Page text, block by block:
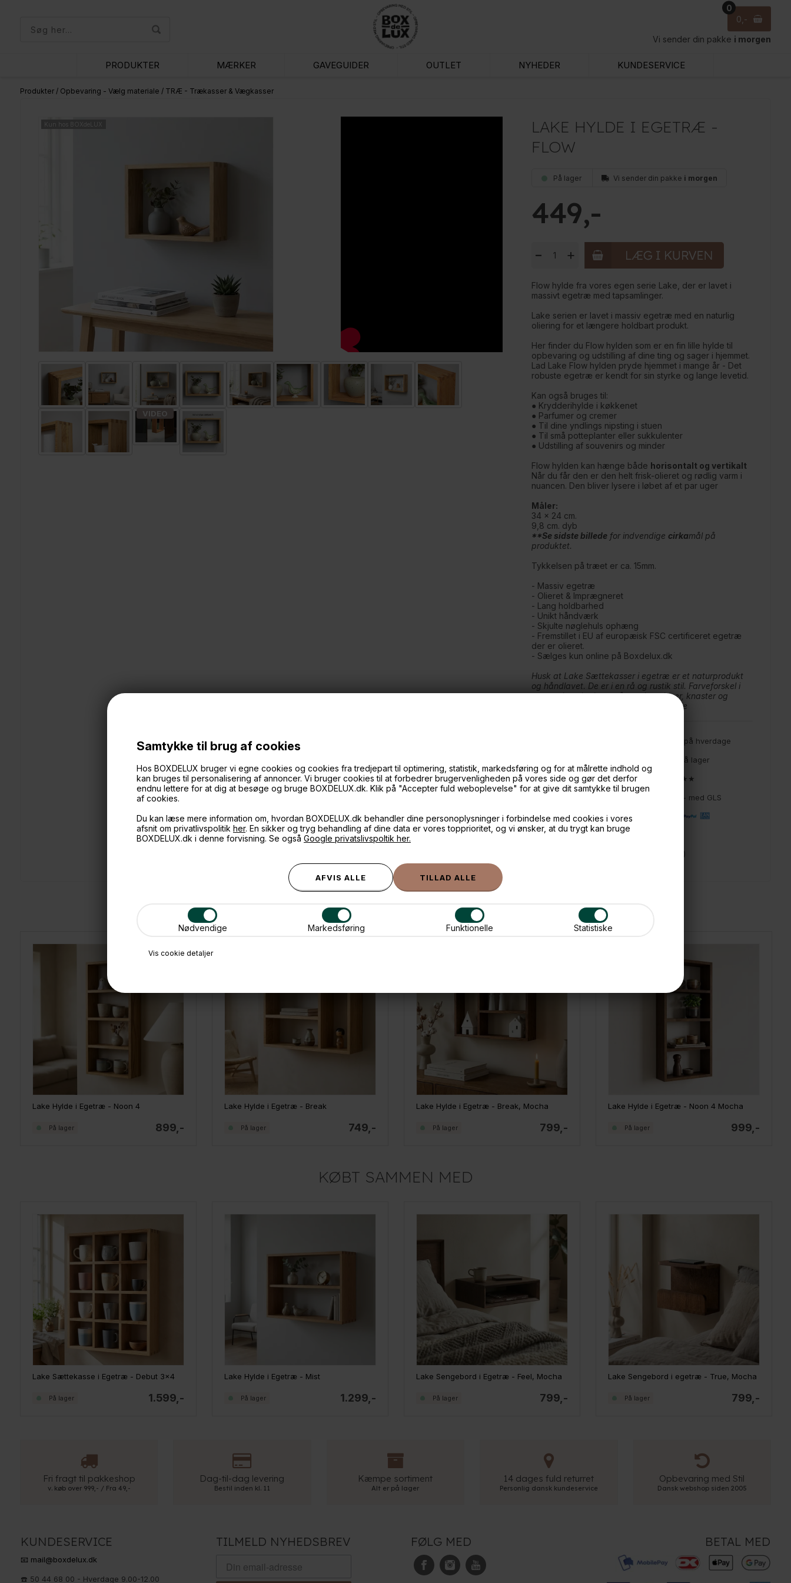
Samtykke til brug af cookies
Hos BOXDELUX bruger vi egne cookies og cookies fra tredjepart til optimering, statistik, markedsføring og for at målrette indhold og
kan bruges til personalisering af annoncer. Vi bruger cookies til at forbedrer brugervenligheden på vores side og gør det derfor
endnu lettere for at dig at besøge og bruge BOXDELUX.dk. Klik på "Accepter fuld weboplevelse" for at give dit samtykke til brugen
af cookies.
Du kan læse mere information om, hvordan BOXDELUX.dk behandler dine personoplysninger i forbindelse med cookies i vores
afsnit om privatlivspolitik her. En sikker og tryg behandling af dine data er vores topprioritet, og vi ønsker, at du trygt kan bruge
BOXDELUX.dk i denne forvisning. Se også Google privatslivspoltik her.
Nødvendige Markedsføring Funktionelle Statistiske
Vis cookie detaljer
0
0
Vi sender din pakke i morgen
PRODUKTER MÆRKER GAVEGUIDER OUTLET NYHEDER KUNDESERVICE
Produkter/ Opbevaring - Vælg materiale / TRÆ - Trækasser & Vægkasser
Kun hos BOXdeLUX
LAKE HYLDE I EGETRÆ -
FLOW
På lager Vi sender din pakke i morgen
449
+
-
Flow hylde fra vores egen serie Lake, der er lavet i
massivt egetræ med tapsamlinger.
Lake serien er lavet i massiv egetræ med en naturlig
oliering for et længere holdbart produkt.
Her finder du Flow hylden som er en fin lille hylde til
opbevaring og udstilling af dine ting og sager i hjemmet.
Lad Lake Flow hylden pryde hjemmet i mange år - Det
robuste egetræ er kendt for sin styrke og lange levetid.
Kan også bruges til:
● Krydderihylde i køkkenet
● Parfumer og cremer
● Til dine yndlings nipsting i stuen
● Til små potteplanter eller sukkulenter
● Udstilling af souvenirs og minder
Flow hylden kan hænge både horisontalt og vertikalt
Når du får den er den helt frisk-olieret og rødlig varm i
nuancen. Den bliver lysere i løbet af et par uger
Måler:
34 x 24 cm.
9,8 cm. dyb
**Se sidste billedefor indvendige cirkamål på
produktet.
Tykkelsen på træet er ca. 15mm.
- Massiv egetræ
- Olieret & Imprægneret
- Lang holdbarhed
- Unikt håndværk
- Skjulte nøglehuls ophæng
- Fremstillet i EU af europæisk FSC certificeret egetræ
der er olieret.
- Sælges kun online på Boxdelux.dk
Husk at Lake Sættekasser i egetræ er et naturprodukt
og håndlavet. De er i en rå og rustik stil. Farveforskel i
træet, ujævnheder, små mærker, ridser, knaster og
åreaftegning er naturligt forekommende
🕚 Bestil inden 11 & vi sender samme dag på hverdage
🧺 Kan du lægge varen i kurven, er den på lager
🌟 4,9 med over 1200 anmeldelser ★★★★★
📦 Fragtfri v. køb over 999,- ellers fra 49,- med GLS
💳 Betal med
📱 Kundeservice 50446800 (9-12)
(24/7)
ANDRE IDÉER
Lake Hylde i Egetræ - Noon 4
899,-
På lager
Lake Hylde i Egetræ - Break
749,-
På lager
Lake Hylde i Egetræ - Break, Mocha
799,-
På lager
Lake Hylde i Egetræ - Noon 4 Mocha
999,-
På lager
KØBT SAMMEN MED
Lake Sættekasse i Egetræ - Debut 3x4
1.599,-
På lager
Lake Hylde i Egetræ - Mist
1.299,-
På lager
Lake Sengebord i Egetræ - Feel, Mocha
799,-
På lager
Lake Sengebord i egetræ - True, Mocha
799,-
På lager
Fri fragt til pakkeshop
v. køb over 999,- / Fra 49,-
Dag-til-dag levering
Bestil inden kl. 11
Kæmpe sortiment
Alt er på lager
14 dages fuld returret
Personlig dansk kundeservice
Opbevaring med Stil
Dansk webshop siden 2005
KUNDESERVICE
📧 mail@boxdelux.dk
☎️ 50 44 68 00 - Hverdage 9.00-12.00
TILMELD NYHEDSBREV FØLG MED BETAL MED